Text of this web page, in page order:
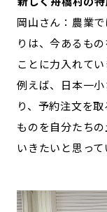
岡山さん：農業
りは、今あるも
ことに力入れてい
例えば、日本一
り、予約注文を
ものを自分たち
いきたいと思って